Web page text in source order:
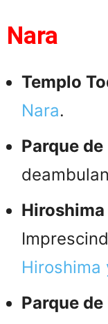
Nara
Templo
Nara.
Parque de
Hiroshima
Parque de